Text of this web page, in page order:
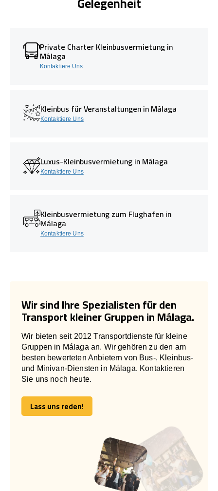
Private Charter Kleinbusvermietung in
Málaga
Kontaktiere Uns
Kleinbus für Veranstaltungen in Málaga
Kontaktiere Uns
Luxus-Kleinbusvermietung in Málaga
Kontaktiere Uns
Kleinbusvermietung zum Flughafen in
Málaga
Kontaktiere Uns
Wir sind Ihre Spezialisten für den
Transport kleiner Gruppen in Málaga.
Wir bieten seit 2012 Transportdienste für kleine
Gruppen in Málaga an. Wir gehören zu den am
besten bewerteten Anbietern von Bus-, Kleinbus-
und Minivan-Diensten in Málaga. Kontaktieren
Sie uns noch heute.
Lass uns reden!
Lass uns reden!